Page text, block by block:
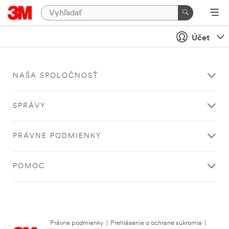
Účet
NAŠA SPOLOČNOSŤ
SPRÁVY
PRÁVNE PODMIENKY
POMOC
Právne podmienky Prehlásenie o ochrane súkromia